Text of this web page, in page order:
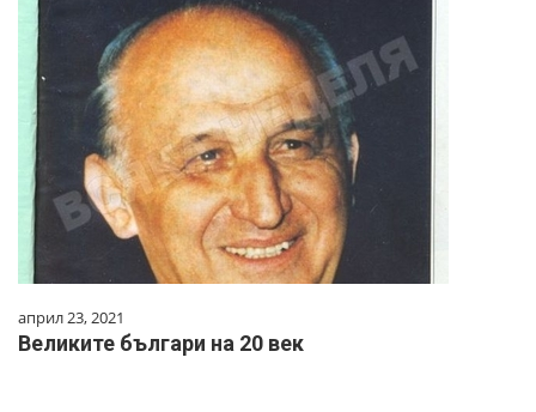
април 23, 2021
Великите българи на 20 век